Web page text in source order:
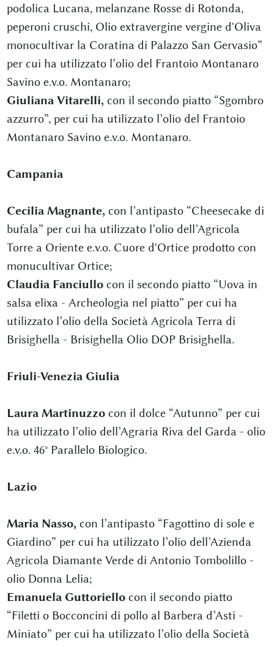
podolica Lucana, melanzane Rosse di Rotonda,
peperoni cruschi, Olio extravergine vergine d'Oliva
monocultivar la Coratina di Palazzo San Gervasio”
per cui ha utilizzato l’olio del Frantoio Montanaro
Savino e.v.o. Montanaro;
Giuliana Vitarelli, con il secondo piatto “Sgombro
azzurro”, per cui ha utilizzato l’olio del Frantoio
Montanaro Savino e.v.o. Montanaro.
Campania
Cecilia Magnante, con l’antipasto “Cheesecake di
bufala” per cui ha utilizzato l’olio dell’Agricola
Torre a Oriente e.v.o. Cuore d'Ortice prodotto con
monucultivar Ortice;
Claudia Fanciullocon il secondo piatto “Uova in
salsa elixa - Archeologia nel piatto” per cui ha
utilizzato l’olio della Società Agricola Terra di
Brisighella - Brisighella Olio DOP Brisighella.
Friuli-Venezia Giulia
Laura Martinuzzo con il dolce “Autunno” per cui
ha utilizzato l’olio dell’Agraria Riva del Garda - olio
e.v.o. 46° Parallelo Biologico.
Lazio
Maria Nasso, con l’antipasto “Fagottino di sole e
Giardino” per cui ha utilizzato l’olio dell’Azienda
Agricola Diamante Verde di Antonio Tombolillo -
olio Donna Lelia;
Emanuela Guttoriellocon il secondo piatto
“Filetti o Bocconcini di pollo al Barbera d’Asti -
Miniato” per cui ha utilizzato l’olio della Società